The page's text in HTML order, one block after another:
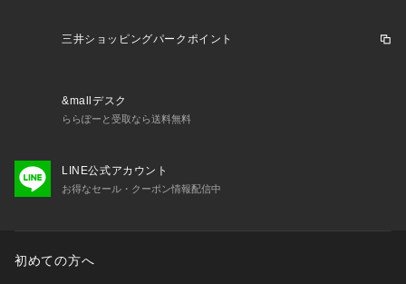
三井ショッピングパークポイント
&mallデスク
ららぽーと受取なら送料無料
LINE公式アカウント
お得なセール・クーポン情報配信中
初めての方へ